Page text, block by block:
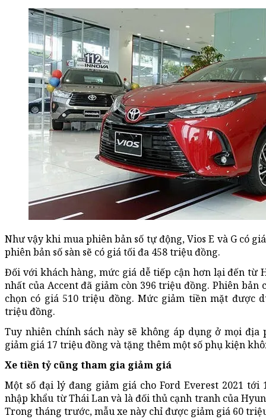
Như vậy khi mua phiên bản số tự động, Vios E và G có
phiên bản số sàn sẽ có giá tối đa 458 triệu đồng.
Đối với khách hàng, mức giá dễ tiếp cận hơn lại đến từ
nhất của Accent đã giảm còn 396 triệu đồng. Phiên bản
chọn có giá 510 triệu đồng. Mức giảm tiền mặt được
triệu đồng.
Tuy nhiên chính sách này sẽ không áp dụng ở mọi
giảm giá 17 triệu đồng và tặng thêm một số phụ kiện
Xe tiền tỷ cũng tham gia giảm giá
Một số đại lý đang giảm giá cho Ford Everest 2021
nhập khẩu từ Thái Lan và là đối thủ cạnh tranh của
Trong tháng trước, mẫu xe này chỉ được giảm giá 60